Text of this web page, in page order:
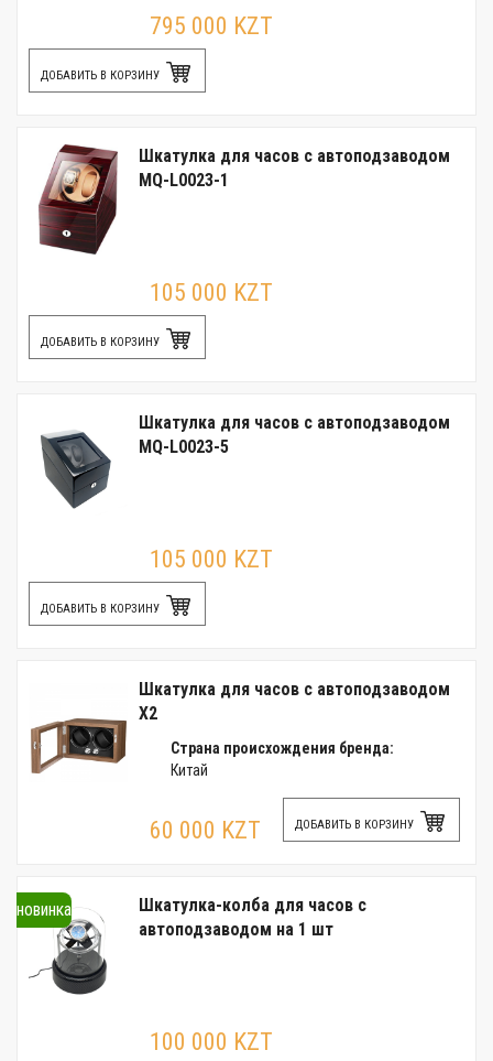
795 000 KZT
ДОБАВИТЬ В КОРЗИНУ
Шкатулка для часов с автоподзаводом
MQ-L0023-1
105 000 KZT
ДОБАВИТЬ В КОРЗИНУ
Шкатулка для часов с автоподзаводом
MQ-L0023-5
105 000 KZT
ДОБАВИТЬ В КОРЗИНУ
Шкатулка для часов с автоподзаводом
X2
Страна происхождения бренда:
Китай
60 000 KZT ДОБАВИТЬ В КОРЗИНУ
новинка
Шкатулка-колба для часов с
автоподзаводом на 1 шт
100 000 KZT